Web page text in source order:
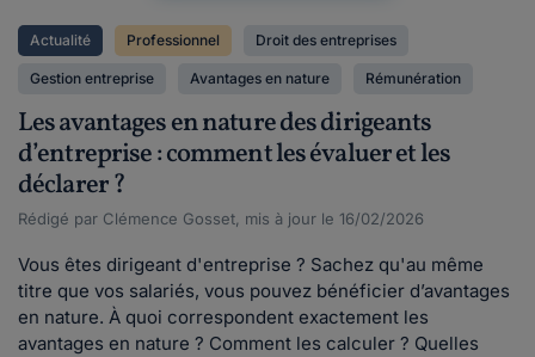
Actualité Professionnel Droit des entreprises
Gestion entreprise Avantages en nature Rémunération
Les avantages en nature des dirigeants
d’entreprise : comment les évaluer et les
déclarer ?
Rédigé par Clémence Gosset, mis à jour le 16/02/2026
Vous êtes dirigeant d'entreprise ? Sachez qu'au même
titre que vos salariés, vous pouvez bénéficier d’avantages
en nature. À quoi correspondent exactement les
avantages en nature ? Comment les calculer ? Quelles